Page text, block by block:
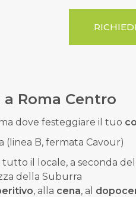
Roma Centro
dove festeggiare il tuo
( linea B, fermata Cavour)
tutto il locale, a seconda
della Suburra
, alla cena, al